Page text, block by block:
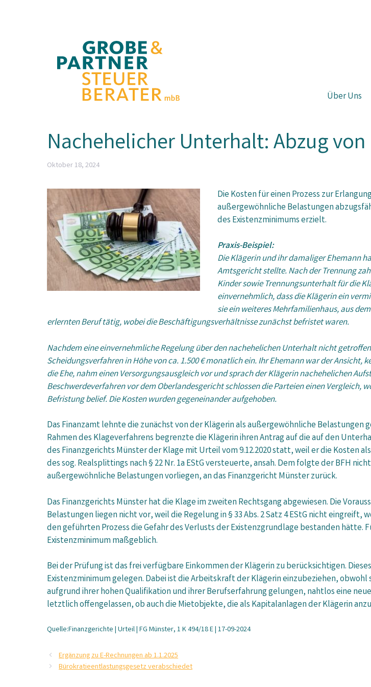
Über Uns
Nachehelicher Unterhalt: Abzug von
Oktober 18, 2024
Die Kosten für einen Prozess zur
außergewöhnliche Belastungen
des Existenzminimums erzielt.
Praxis-Beispiel:
Die Klägerin und ihr damaliger Ehemann
Amtsgericht stellte. Nach der Trennung
Kinder sowie Trennungsunterhalt für die
einvernehmlich, dass die Klägerin ein
sie ein weiteres Mehrfamilienhaus, aus
erlernten Beruf tätig, wobei die Beschäftigungsverhältnisse zunächst befristet waren.
Nachdem eine einvernehmliche Regelung über den nachehelichen Unterhalt nicht
Scheidungsverfahren in Höhe von ca. 1.500 € monatlich ein. Ihr Ehemann war der
die Ehe, nahm einen Versorgungsausgleich vor und sprach der Klägerin nachehelichen
Beschwerdeverfahren vor dem Oberlandesgericht schlossen die Parteien einen Vergleich,
Befristung belief. Die Kosten wurden gegeneinander aufgehoben.
Das Finanzamt lehnte die zunächst von der Klägerin als außergewöhnliche
Rahmen des Klageverfahrens begrenzte die Klägerin ihren Antrag auf die auf den
des Finanzgerichts Münster der Klage mit Urteil vom 9.12.2020 statt, weil er die Kosten
des sog. Realsplittings nach § 22 Nr. 1a EStG versteuerte, ansah. Dem folgte der BFH
außergewöhnliche Belastungen vorliegen, an das Finanzgericht Münster zurück.
Das Finanzgerichts Münster hat die Klage im zweiten Rechtsgang abgewiesen. Die
Belastungen liegen nicht vor, weil die Regelung in § 33 Abs. 2 Satz 4 EStG nicht
den geführten Prozess die Gefahr des Verlusts der Existenzgrundlage bestanden
Existenzminimum maßgeblich.
Bei der Prüfung ist das frei verfügbare Einkommen der Klägerin zu berücksichtigen.
Existenzminimum gelegen. Dabei ist die Arbeitskraft der Klägerin einzubeziehen,
aufgrund ihrer hohen Qualifikation und ihrer Berufserfahrung gelungen, nahtlos eine
letztlich offengelassen, ob auch die Mietobjekte, die als Kapitalanlagen der Klägerin
Quelle:Finanzgerichte | Urteil | FG Münster, 1 K 494/18 E | 17-09-2024
Ergänzung zu E-Rechnungen ab 1.1.2025
Bürokratieentlastungsgesetz verabschiedet